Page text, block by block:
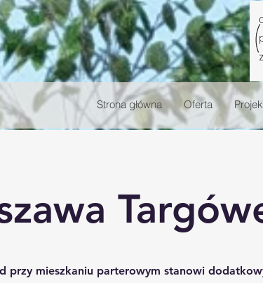
Strona główna Oferta
przy mieszkaniu parterowym stanowi